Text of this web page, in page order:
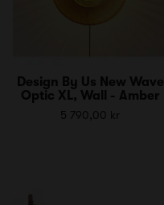
Design By Us New Wave
Optic XL, Wall - Amber
5 790,00 kr